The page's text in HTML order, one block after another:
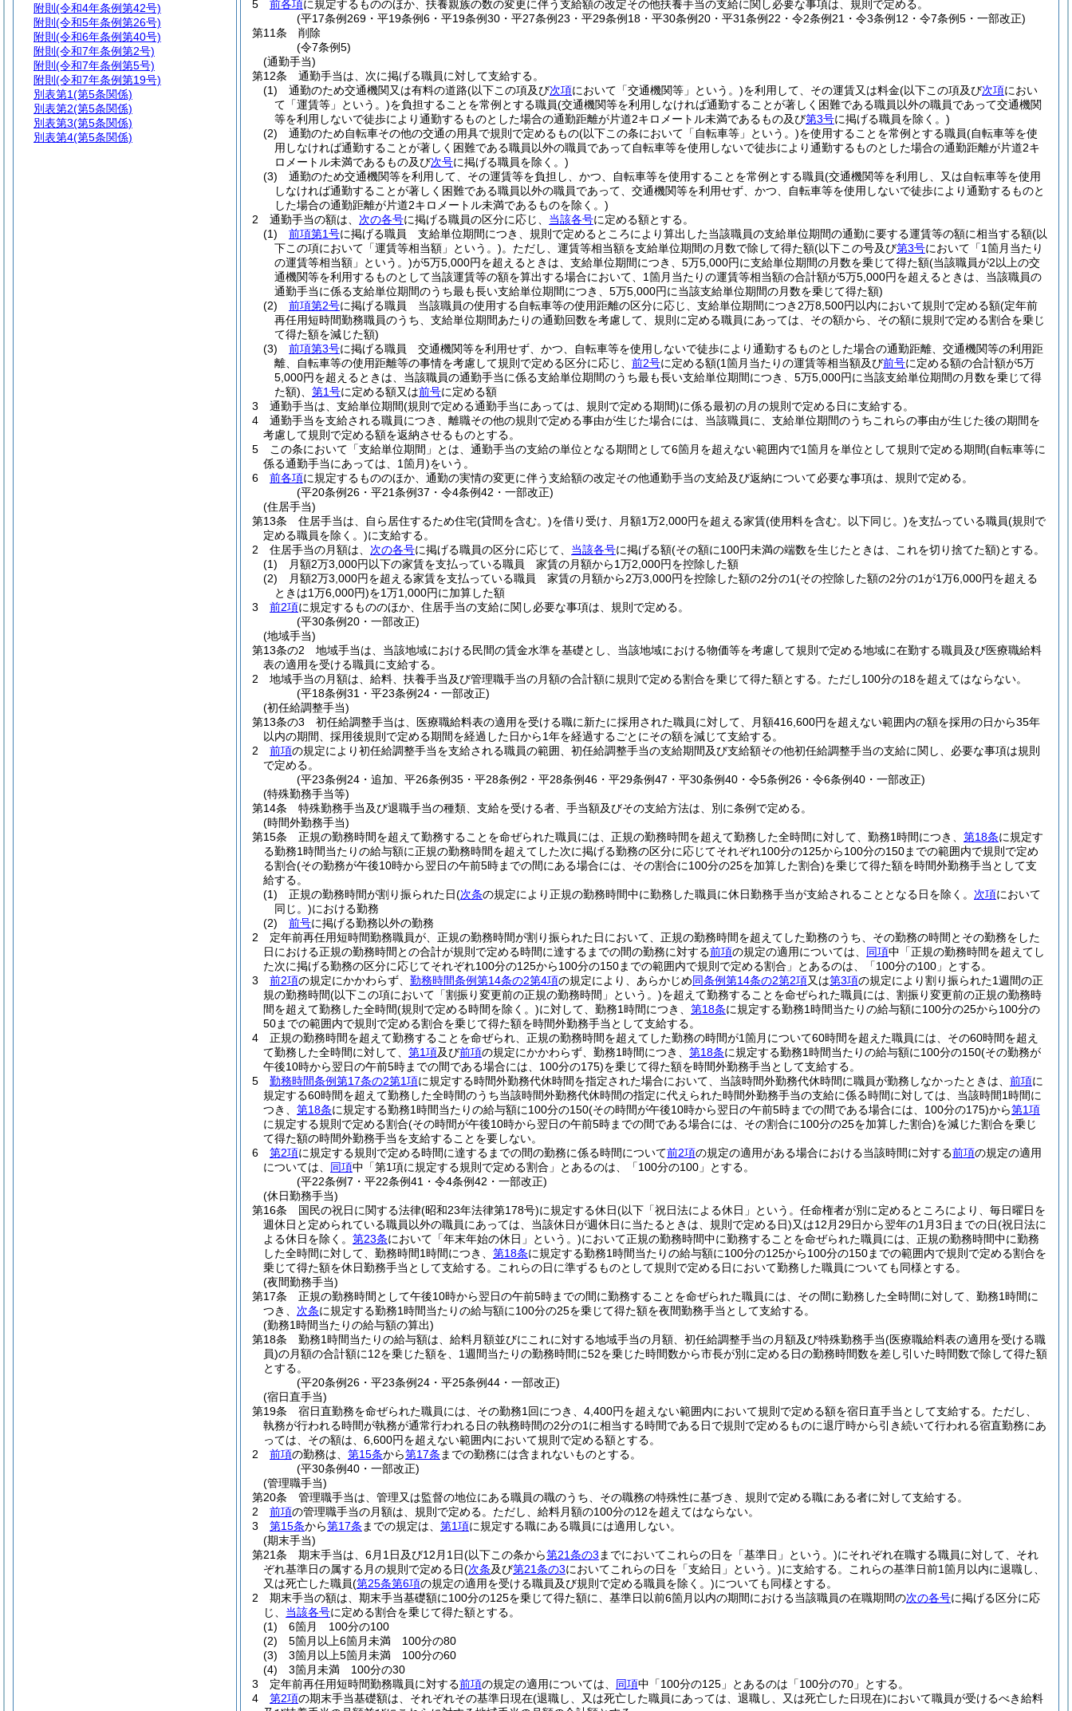
5
前各項に規定するもののほか、扶養親族の数の変更に伴う支給額の改定その他扶養手当の支給に関し必要な事項は、規則で定める。
(平17条例269・平19条例6・平19条例30・平27条例23・平29条例18・平30条例20・平31条例22・令2条例21・令3条例12・令7条例5・一部改正)
第11条
削除
(令7条例5)
(通勤手当)
第12条
通勤手当は、次に掲げる職員に対して支給する。
(1)
通勤のため交通機関又は有料の道路(以下この項及び次項において「交通機関等」という。)を利用して、その運賃又は料金(以下この項及び次項におい
て「運賃等」という。)を負担することを常例とする職員(交通機関等を利用しなければ通勤することが著しく困難である職員以外の職員であって交通機関
等を利用しないで徒歩により通勤するものとした場合の通勤距離が片道2キロメートル未満であるもの及び第3号に掲げる職員を除く。)
(2)
通勤のため自転車その他の交通の用具で規則で定めるもの(以下この条において「自転車等」という。)を使用することを常例とする職員(自転車等を使
用しなければ通勤することが著しく困難である職員以外の職員であって自転車等を使用しないで徒歩により通勤するものとした場合の通勤距離が片道2キ
ロメートル未満であるもの及び次号に掲げる職員を除く。)
(3)
通勤のため交通機関等を利用して、その運賃等を負担し、かつ、自転車等を使用することを常例とする職員(交通機関等を利用し、又は自転車等を使用
しなければ通勤することが著しく困難である職員以外の職員であって、交通機関等を利用せず、かつ、自転車等を使用しないで徒歩により通勤するものと
した場合の通勤距離が片道2キロメートル未満であるものを除く。)
2
通勤手当の額は、 次の各号に掲げる職員の区分に応じ、 当該各号に定める額とする。
(1)
前項第1号に掲げる職員 支給単位期間につき、規則で定めるところにより算出した当該職員の支給単位期間の通勤に要する運賃等の額に相当する額(以
下この項において「運賃等相当額」という。)。 ただし、運賃等相当額を支給単位期間の月数で除して得た額(以下この号及び第3号において「1箇月当たり
の運賃等相当額」という。)が5万5,000円を超えるときは、支給単位期間につき、5万5,000円に支給単位期間の月数を乗じて得た額(当該職員が2以上の交
通機関等を利用するものとして当該運賃等の額を算出する場合において、1箇月当たりの運賃等相当額の合計額が5万5,000円を超えるときは、当該職員の
通勤手当に係る支給単位期間のうち最も長い支給単位期間につき、5万5,000円に当該支給単位期間の月数を乗じて得た額)
(2)
前項第2号に掲げる職員 当該職員の使用する自転車等の使用距離の区分に応じ、支給単位期間につき2万8,500円以内において規則で定める額(定年前
再任用短時間勤務職員のうち、支給単位期間あたりの通勤回数を考慮して、規則に定める職員にあっては、その額から、その額に規則で定める割合を乗じ
て得た額を減じた額)
(3)
前項第3号に掲げる職員 交通機関等を利用せず、かつ、自転車等を使用しないで徒歩により通勤するものとした場合の通勤距離、交通機関等の利用距
離、自転車等の使用距離等の事情を考慮して規則で定める区分に応じ、 前2号に定める額(1箇月当たりの運賃等相当額及び前号に定める額の合計額が5万
5,000円を超えるときは、当該職員の通勤手当に係る支給単位期間のうち最も長い支給単位期間につき、5万5,000円に当該支給単位期間の月数を乗じて得
た額)
第1号に定める額又は前号に定める額
3
通勤手当は、支給単位期間(規則で定める通勤手当にあっては、規則で定める期間)に係る最初の月の規則で定める日に支給する。
4
通勤手当を支給される職員につき、離職その他の規則で定める事由が生じた場合には、当該職員に、支給単位期間のうちこれらの事由が生じた後の期間を
考慮して規則で定める額を返納させるものとする。
5
この条において「支給単位期間」とは、通勤手当の支給の単位となる期間として6箇月を超えない範囲内で1箇月を単位として規則で定める期間(自転車等に
係る通勤手当にあっては、1箇月)をいう。
6
前各項に規定するもののほか、通勤の実情の変更に伴う支給額の改定その他通勤手当の支給及び返納について必要な事項は、規則で定める。
(平20条例26・平21条例37・令4条例42・一部改正)
(住居手当)
第13条
住居手当は、自ら居住するため住宅(貸間を含む。)を借り受け、月額1万2,000円を超える家賃(使用料を含む。以下同じ。)を支払っている職員(規則で
定める職員を除く。)に支給する。
2
住居手当の月額は、 次の各号に掲げる職員の区分に応じて、 当該各号に掲げる額(その額に100円未満の端数を生じたときは、これを切り捨てた額)とする。
(1)
月額2万3,000円以下の家賃を支払っている職員 家賃の月額から1万2,000円を控除した額
(2)
月額2万3,000円を超える家賃を支払っている職員 家賃の月額から2万3,000円を控除した額の2分の1(その控除した額の2分の1が1万6,000円を超える
ときは1万6,000円)を1万1,000円に加算した額
3
前2項に規定するもののほか、住居手当の支給に関し必要な事項は、規則で定める。
(平30条例20・一部改正)
(地域手当)
第13条の2
地域手当は、当該地域における民間の賃金水準を基礎とし、当該地域における物価等を考慮して規則で定める地域に在勤する職員及び医療職給料
表の適用を受ける職員に支給する。
2
地域手当の月額は、給料、扶養手当及び管理職手当の月額の合計額に規則で定める割合を乗じて得た額とする。 ただし100分の18を超えてはならない。
(平18条例31・平23条例24・一部改正)
(初任給調整手当)
第13条の3
初任給調整手当は、医療職給料表の適用を受ける職に新たに採用された職員に対して、月額416,600円を超えない範囲内の額を採用の日から35年
以内の期間、採用後規則で定める期間を経過した日から1年を経過するごとにその額を減じて支給する。
2
前項の規定により初任給調整手当を支給される職員の範囲、初任給調整手当の支給期間及び支給額その他初任給調整手当の支給に関し、必要な事項は規則
で定める。
(平23条例24・追加、平26条例35・平28条例2・平28条例46・平29条例47・平30条例40・令5条例26・令6条例40・一部改正)
(特殊勤務手当等)
第14条
特殊勤務手当及び退職手当の種類、支給を受ける者、手当額及びその支給方法は、別に条例で定める。
(時間外勤務手当)
第15条
正規の勤務時間を超えて勤務することを命ぜられた職員には、正規の勤務時間を超えて勤務した全時間に対して、勤務1時間につき、 第18条に規定す
る勤務1時間当たりの給与額に正規の勤務時間を超えてした次に掲げる勤務の区分に応じてそれぞれ100分の125から100分の150までの範囲内で規則で定め
る割合(その勤務が午後10時から翌日の午前5時までの間にある場合には、その割合に100分の25を加算した割合)を乗じて得た額を時間外勤務手当として支
給する。
(1)
正規の勤務時間が割り振られた日(次条の規定により正規の勤務時間中に勤務した職員に休日勤務手当が支給されることとなる日を除く。 次項において
同じ。)における勤務
(2)
前号に掲げる勤務以外の勤務
2
定年前再任用短時間勤務職員が、正規の勤務時間が割り振られた日において、正規の勤務時間を超えてした勤務のうち、その勤務の時間とその勤務をした
日における正規の勤務時間との合計が規則で定める時間に達するまでの間の勤務に対する前項の規定の適用については、 同項中「正規の勤務時間を超えてし
た次に掲げる勤務の区分に応じてそれぞれ100分の125から100分の150までの範囲内で規則で定める割合」とあるのは、「100分の100」とする。
3
前2項の規定にかかわらず、 勤務時間条例第14条の2第4項の規定により、あらかじめ同条例第14条の2第2項又は第3項の規定により割り振られた1週間の正
規の勤務時間(以下この項において「割振り変更前の正規の勤務時間」という。)を超えて勤務することを命ぜられた職員には、割振り変更前の正規の勤務時
間を超えて勤務した全時間(規則で定める時間を除く。)に対して、勤務1時間につき、 第18条に規定する勤務1時間当たりの給与額に100分の25から100分の
50までの範囲内で規則で定める割合を乗じて得た額を時間外勤務手当として支給する。
4
正規の勤務時間を超えて勤務することを命ぜられ、正規の勤務時間を超えてした勤務の時間が1箇月について60時間を超えた職員には、その60時間を超え
て勤務した全時間に対して、 第1項及び前項の規定にかかわらず、勤務1時間につき、 第18条に規定する勤務1時間当たりの給与額に100分の150(その勤務が
午後10時から翌日の午前5時までの間である場合には、100分の175)を乗じて得た額を時間外勤務手当として支給する。
5
勤務時間条例第17条の2第1項に規定する時間外勤務代休時間を指定された場合において、当該時間外勤務代休時間に職員が勤務しなかったときは、 前項に
規定する60時間を超えて勤務した全時間のうち当該時間外勤務代休時間の指定に代えられた時間外勤務手当の支給に係る時間に対しては、当該時間1時間に
つき、 第18条に規定する勤務1時間当たりの給与額に100分の150(その時間が午後10時から翌日の午前5時までの間である場合には、100分の175)から第1項
に規定する規則で定める割合(その時間が午後10時から翌日の午前5時までの間である場合には、その割合に100分の25を加算した割合)を減じた割合を乗じ
て得た額の時間外勤務手当を支給することを要しない。
6
第2項に規定する規則で定める時間に達するまでの間の勤務に係る時間について前2項の規定の適用がある場合における当該時間に対する前項の規定の適用
については、 同項中「第1項に規定する規則で定める割合」とあるのは、「100分の100」とする。
(平22条例7・平22条例41・令4条例42・一部改正)
(休日勤務手当)
第16条
国民の祝日に関する法律(昭和23年法律第178号)に規定する休日(以下「祝日法による休日」という。任命権者が別に定めるところにより、毎日曜日を
週休日と定められている職員以外の職員にあっては、当該休日が週休日に当たるときは、規則で定める日)又は12月29日から翌年の1月3日までの日(祝日法に
よる休日を除く。 第23条において「年末年始の休日」という。)において正規の勤務時間中に勤務することを命ぜられた職員には、正規の勤務時間中に勤務
した全時間に対して、勤務時間1時間につき、 第18条に規定する勤務1時間当たりの給与額に100分の125から100分の150までの範囲内で規則で定める割合を
乗じて得た額を休日勤務手当として支給する。
これらの日に準ずるものとして規則で定める日において勤務した職員についても同様とする。
(夜間勤務手当)
第17条
正規の勤務時間として午後10時から翌日の午前5時までの間に勤務することを命ぜられた職員には、その間に勤務した全時間に対して、勤務1時間に
つき、 次条に規定する勤務1時間当たりの給与額に100分の25を乗じて得た額を夜間勤務手当として支給する。
(勤務1時間当たりの給与額の算出)
第18条
勤務1時間当たりの給与額は、給料月額並びにこれに対する地域手当の月額、初任給調整手当の月額及び特殊勤務手当(医療職給料表の適用を受ける職
員)の月額の合計額に12を乗じた額を、1週間当たりの勤務時間に52を乗じた時間数から市長が別に定める日の勤務時間数を差し引いた時間数で除して得た額
とする。
(平20条例26・平23条例24・平25条例44・一部改正)
(宿日直手当)
第19条
宿日直勤務を命ぜられた職員には、その勤務1回につき、4,400円を超えない範囲内において規則で定める額を宿日直手当として支給する。 ただし、
執務が行われる時間が執務が通常行われる日の執務時間の2分の1に相当する時間である日で規則で定めるものに退庁時から引き続いて行われる宿直勤務にあ
っては、その額は、6,600円を超えない範囲内において規則で定める額とする。
2
前項の勤務は、 第15条から第17条 までの勤務には含まれないものとする。
(平30条例40・一部改正)
(管理職手当)
第20条
管理職手当は、管理又は監督の地位にある職員の職のうち、その職務の特殊性に基づき、規則で定める職にある者に対して支給する。
2
前項の管理職手当の月額は、規則で定める。 ただし、給料月額の100分の12を超えてはならない。
3
第15条から第17条 までの規定は、 第1項に規定する職にある職員には適用しない。
(期末手当)
第21条
期末手当は、6月1日及び12月1日(以下この条から第21条の3 までにおいてこれらの日を「基準日」という。)にそれぞれ在職する職員に対して、それ
ぞれ基準日の属する月の規則で定める日(次条及び第21条の3においてこれらの日を「支給日」という。)に支給する。
これらの基準日前1箇月以内に退職し、
又は死亡した職員(第25条第6項の規定の適用を受ける職員及び規則で定める職員を除く。)についても同様とする。
2
期末手当の額は、期末手当基礎額に100分の125を乗じて得た額に、基準日以前6箇月以内の期間における当該職員の在職期間の次の各号に掲げる区分に応
じ、 当該各号に定める割合を乗じて得た額とする。
(1)
6箇月 100分の100
(2)
5箇月以上6箇月未満 100分の80
(3)
3箇月以上5箇月未満 100分の60
(4)
3箇月未満 100分の30
3
定年前再任用短時間勤務職員に対する前項の規定の適用については、 同項中「100分の125」とあるのは「100分の70」とする。
4
第2項の期末手当基礎額は、それぞれその基準日現在(退職し、又は死亡した職員にあっては、退職し、又は死亡した日現在)において職員が受けるべき給料
附則 (令和4年条例第42号)
附則 (令和5年条例第26号)
附則 (令和6年条例第40号)
附則 (令和7年条例第2号)
附則 (令和7年条例第5号)
附則 (令和7年条例第19号)
別表第1(第5条関係)
別表第2(第5条関係)
別表第3(第5条関係)
別表第4(第5条関係)